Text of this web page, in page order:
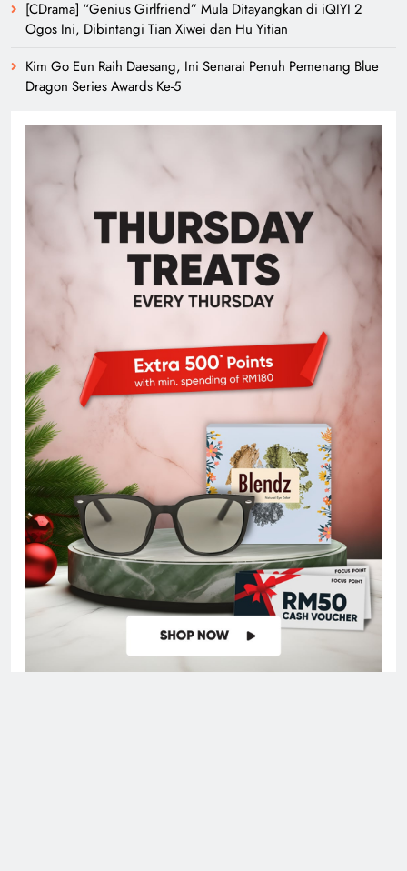
[CDrama] “Genius Girlfriend” Mula Ditayangkan di iQIYI 2
Ogos Ini, Dibintangi Tian Xiwei dan Hu Yitian
Kim Go Eun Raih Daesang, Ini Senarai Penuh Pemenang Blue
Dragon Series Awards Ke-5